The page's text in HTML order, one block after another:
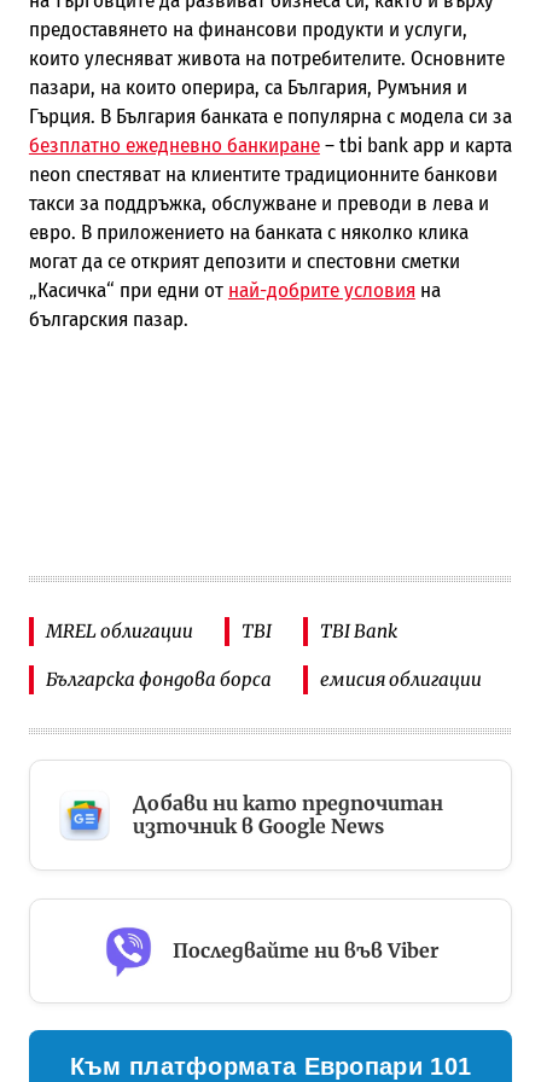
предоставянето на финансови продукти и услуги,
които улесняват живота на потребителите. Основните
пазари, на които оперира, са България, Румъния и
Гърция. В България банката е популярна с модела си за
безплатно ежедневно банкиране– tbi bank app и карта
neon спестяват на клиентите традиционните банкови
такси за поддръжка, обслужване и преводи в лева и
евро. В приложението на банката с няколко клика
могат да се открият депозити и спестовни сметки
„Касичка“ при едни от най-добрите условия на
българския пазар.
MREL облигации TBI TBI Bank
Българска фондова борса емисия облигации
Добави ни като предпочитан
източник в Google News
Последвайте ни във Viber
Към платформата Европари 101